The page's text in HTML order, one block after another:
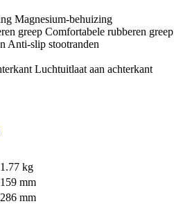
Magnesium-behuizing
Comfortabele rubberen greep
Anti-slip stootranden
Luchtuitlaat aan achterkant
1.77 kg
159 mm
286 mm